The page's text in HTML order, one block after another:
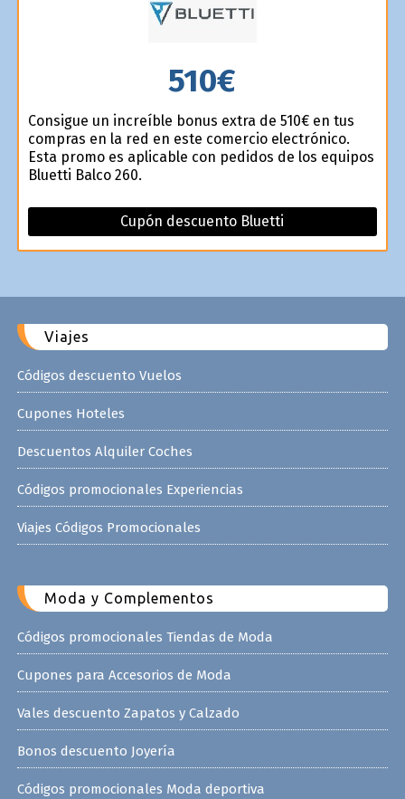
510€
Consigue un increíble bonus extra de 510€ en tus
compras en la red en este comercio electrónico.
Esta promo es aplicable con pedidos de los equipos
Bluetti Balco 260.
Cupón descuento Bluetti
Viajes
Códigos descuento Vuelos
Cupones Hoteles
Descuentos Alquiler Coches
Códigos promocionales Experiencias
Viajes Códigos Promocionales
Moda y Complementos
Códigos promocionales Tiendas de Moda
Cupones para Accesorios de Moda
Vales descuento Zapatos y Calzado
Bonos descuento Joyería
Códigos promocionales Moda deportiva